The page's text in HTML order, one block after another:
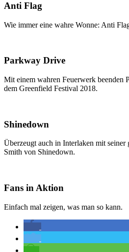
Anti Flag
Wie immer eine wahre Wonne: Anti
Parkway Drive
Mit einem wahren Feuerwerk beenden
dem Greenfield Festival 2018.
Shinedown
Überzeugt auch in Interlaken mit seiner
Smith von Shinedown.
Fans in Aktion
Einfach mal zeigen, was man so kann.